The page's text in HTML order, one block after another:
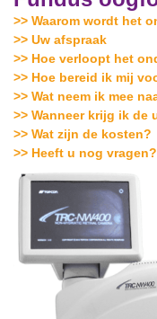
>> Waarom wordt het
>> Uw afspraak
>> Hoe verloopt het
>> Hoe bereid ik mij
>> Wat neem ik mee
>> Wanneer krijg ik de
>> Wat zijn de kosten?
>> Heeft u nog vragen?